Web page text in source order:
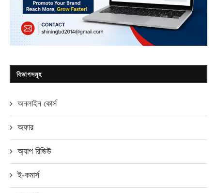
বিভাগসমূহ
অনলাইন কোর্স
অফার
অ্যাপ রিভিউ
ই-কমার্স